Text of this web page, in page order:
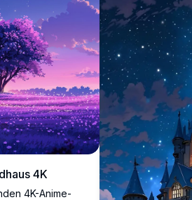
4K
4K-Anime-